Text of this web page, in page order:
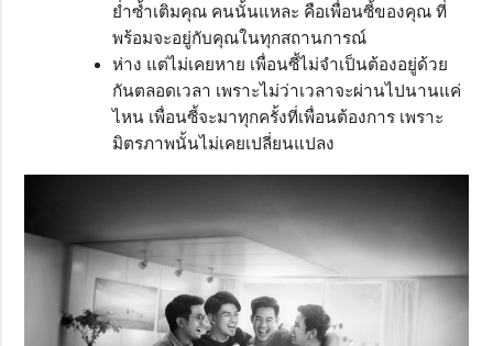
ย่ำซ้ำเติมคุณ คนนั้นแหละ คือเพื่อนซี้ของคุณ ที่
พร้อมจะอยู่กับคุณในทุกสถานการณ์
ห่าง แต่ไม่เคยหาย เพื่อนซี้ไม่จำเป็นต้องอยู่ด้วย
กันตลอดเวลา เพราะไม่ว่าเวลาจะผ่านไปนานแค่
ไหน เพื่อนซี้จะมาทุกครั้งที่เพื่อนต้องการ เพราะ
มิตรภาพนั้นไม่เคยเปลี่ยนแปลง